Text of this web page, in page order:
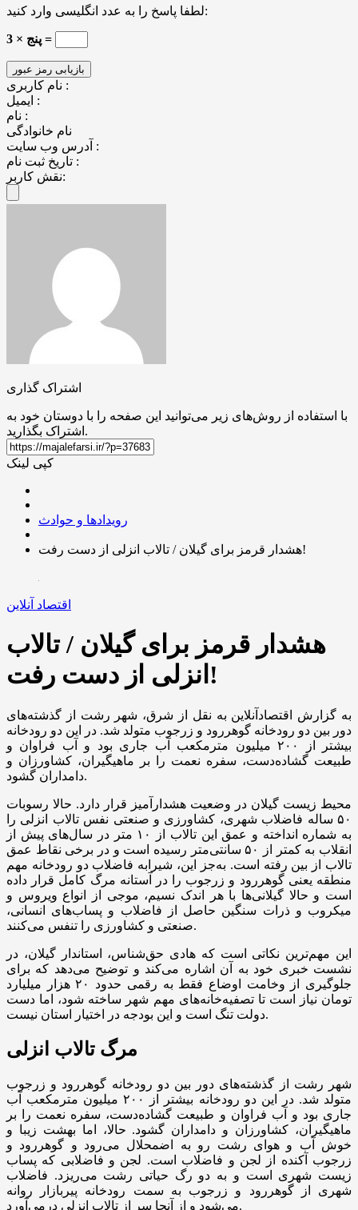
لطفا پاسخ را به عدد انگلیسی وارد کنید:
پنج × 3 =
نام کاربری :
ایمیل :
نام :
نام خانوادگی
آدرس وب سایت :
تاریخ ثبت نام :
نقش کاربر:
اشتراک گذاری
با استفاده از روش‌های زیر می‌توانید این صفحه را با دوستان خود به
اشتراک بگذارید.
کپی لینک
رویدادها و حوادث
هشدار قرمز برای گیلان / تالاب انزلی از دست رفت!
اقتصاد آنلاین
هشدار قرمز برای گیلان / تالاب
انزلی از دست رفت!
به گزارش اقتصادآنلاین به نقل از شرق، شهر رشت از گذشته‌های
دور بین دو رودخانه گوهررود و زرجوب متولد شد. در این دو رودخانه
بیشتر از ۲۰۰ میلیون مترمکعب آب جاری بود و آب فراوان و
طبیعت گشاده‌دست، سفره نعمت را بر ماهیگیران، کشاورزان و
دامداران گشود.
محیط زیست گیلان در وضعیت هشدارآمیز قرار دارد. حالا رسوبات
۵۰ ساله فاضلاب شهری، کشاورزی و صنعتی نفس تالاب انزلی را
به شماره انداخته و عمق این تالاب از ۱۰ متر در سال‌های پیش از
انقلاب به کمتر از ۵۰ سانتی‌متر رسیده است و در برخی نقاط عمق
تالاب از بین رفته است. به‌جز این، شیرابه فاضلاب دو رودخانه مهم
منطقه یعنی گوهررود و زرجوب را در آستانه مرگ کامل قرار داده
است و حالا گیلانی‌ها با هر اندک نسیم، موجی از انواع ویروس و
میکروب و ذرات سنگین حاصل از فاضلاب و پساب‌های انسانی،
صنعتی و کشاورزی را تنفس می‌کنند.
این مهم‌ترین نکاتی است که هادی حق‌شناس، استاندار گیلان، در
نشست خبری خود به آن اشاره می‌کند و توضیح می‌دهد که برای
جلوگیری از وخامت اوضاع فقط به رقمی حدود ۲۰ هزار میلیارد
تومان نیاز است تا تصفیه‌خانه‌های مهم شهر ساخته شود، اما دست
دولت تنگ است و این بودجه در اختیار استان نیست.
مرگ تالاب انزلی
شهر رشت از گذشته‌های دور بین دو رودخانه گوهررود و زرجوب
متولد شد. در این دو رودخانه بیشتر از ۲۰۰ میلیون مترمکعب آب
جاری بود و آب فراوان و طبیعت گشاده‌دست، سفره نعمت را بر
ماهیگیران، کشاورزان و دامداران گشود. حالا، اما بهشت زیبا و
خوش آب و هوای رشت رو به اضمحلال می‌رود و گوهررود و
زرجوب آکنده از لجن و فاضلاب است. لجن و فاضلابی که پساب
زیست شهری است و به دو رگ حیاتی رشت می‌ریزد. فاضلاب
شهری از گوهررود و زرجوب به سمت رودخانه پیربازار روانه
می‌شود و از آنجا سر از تالاب انزلی درمی‌آورد.